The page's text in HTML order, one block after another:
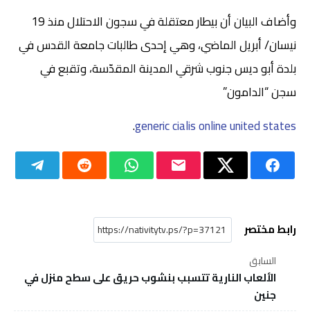
وأضاف البيان أن بيطار معتقلة في سجون الاحتلال منذ 19
نيسان/ أبريل الماضي، وهي إحدى طالبات جامعة القدس في
بلدة أبو ديس جنوب شرقي المدينة المقدّسة، وتقبع في
سجن “الدامون”
generic cialis online united states
.
رابط مختصر
السابق
الألعاب النارية تتسبب بنشوب حريق على سطح منزل في
جنين